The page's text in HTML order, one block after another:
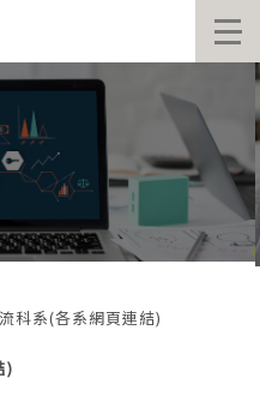
科系(各系網頁連結)
)